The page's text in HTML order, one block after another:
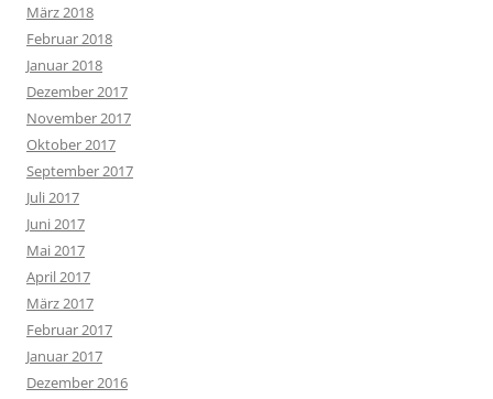
März 2018
Februar 2018
Januar 2018
Dezember 2017
November 2017
Oktober 2017
September 2017
Juli 2017
Juni 2017
Mai 2017
April 2017
März 2017
Februar 2017
Januar 2017
Dezember 2016